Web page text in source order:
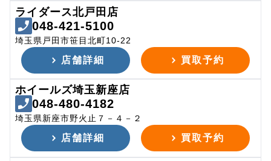
ライダース北戸田店
048-421-5100
埼玉県戸田市笹目北町10-22
店舗詳細 買取予約
ホイールズ埼玉新座店
048-480-4182
埼玉県新座市野火止７－４－２
店舗詳細 買取予約